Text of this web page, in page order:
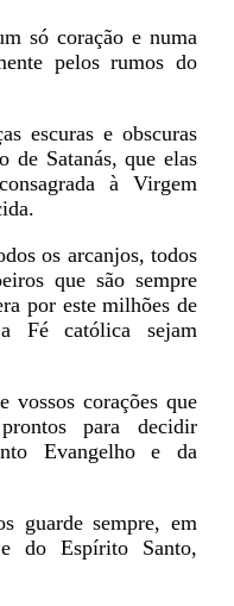
só coração e numa
pelos rumos do
escuras e obscuras
de Satanás, que elas
à Virgem
os arcanjos, todos
que são sempre
por este milhões de
Fé católica sejam
vossos corações que
para decidir
Evangelho e da
guarde sempre, em
do Espírito Santo,